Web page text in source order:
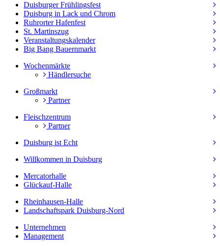
Duisburger Frühlingsfest
Duisburg in Lack und Chrom
Ruhrorter Hafenfest
St. Martinszug
Veranstaltungskalender
Big Bang Bauernmarkt
Wochenmärkte
Händlersuche
Großmarkt
Partner
Fleischzentrum
Partner
Duisburg ist Echt
Willkommen in Duisburg
Mercatorhalle
Glückauf-Halle
Rheinhausen-Halle
Landschaftspark Duisburg-Nord
Unternehmen
Management